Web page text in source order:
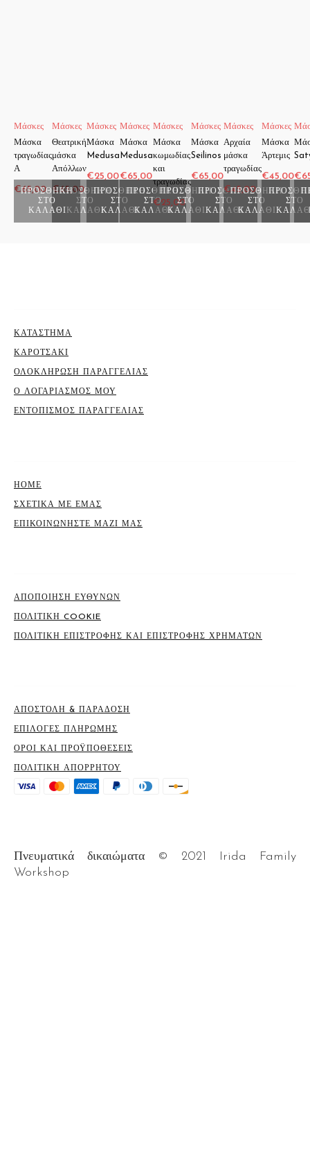
ΠΡΟΣΘΉΚΗ
ΣΤΟ
ΚΑΛΆΘΙ
Μάσκες
Μάσκα
τραγωδίας
Α
€65,00
ΠΡΟΣΘΉΚΗ
ΣΤΟ
ΚΑΛΆΘΙ
Μάσκες
Θεατρική
μάσκα
Απόλλων
€65,00
ΠΡΟΣΘΉΚΗ
ΣΤΟ
ΚΑΛΆΘΙ
Μάσκες
Μάσκα
Medusa
€25,00
ΠΡΟΣΘΉΚΗ
ΣΤΟ
ΚΑΛΆΘΙ
Μάσκες
Μάσκα
Medusa
€65,00
ΠΡΟΣΘΉΚΗ
ΣΤΟ
ΚΑΛΆΘΙ
Μάσκες
Μάσκα
κωμωδίας
και
τραγωδίας
€25,00
ΠΡΟΣΘΉΚΗ
ΣΤΟ
ΚΑΛΆΘΙ
Μάσκες
Μάσκα
Seilinos
€65,00
ΠΡΟΣΘΉΚΗ
ΣΤΟ
ΚΑΛΆΘΙ
Μάσκες
Αρχαία
μάσκα
τραγωδίας
€45,00
ΣΤΟ
Μάσκες
Μάσκα
Άρτεμις
€45,00€
ΚΑΤΆΣΤΗΜΑ
ΚΑΡΟΤΣΆΚΙ
ΟΛΟΚΛΉΡΩΣΗ ΠΑΡΑΓΓΕΛΊΑΣ
Ο ΛΟΓΑΡΙΑΣΜΌΣ ΜΟΥ
ΕΝΤΟΠΙΣΜΟΣ ΠΑΡΑΓΓΕΛΙΑΣ
ΗΟΜΕ
ΣΧΕΤΙΚΆ ΜΕ ΕΜΆΣ
ΕΠΙΚΟΙΝΩΝΉΣΤΕ ΜΑΖΊ ΜΑΣ
ΑΠΟΠΟΙΗΣΗ ΕΥΘΥΝΩΝ
ΠΟΛΙΤΙΚΉ COOKIE
ΠΟΛΙΤΙΚΉ ΕΠΙΣΤΡΟΦΉΣ ΚΑΙ ΕΠΙΣΤΡΟΦΉΣ ΧΡΗΜΆΤΩΝ
ΑΠΟΣΤΟΛΉ & ΠΑΡΆΔΟΣΗ
ΕΠΙΛΟΓΈΣ ΠΛΗΡΩΜΉΣ
ΟΡΟΙ ΚΑΙ ΠΡΟΫΠΟΘΈΣΕΙΣ
ΠΟΛΙΤΙΚΉ ΑΠΟΡΡΉΤΟΥ
Πνευματικά δικαιώματα © 2021 Irida Family
Workshop